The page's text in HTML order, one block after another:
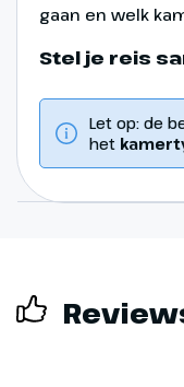
gaan en welk
Stel je reis
Let op: de
het